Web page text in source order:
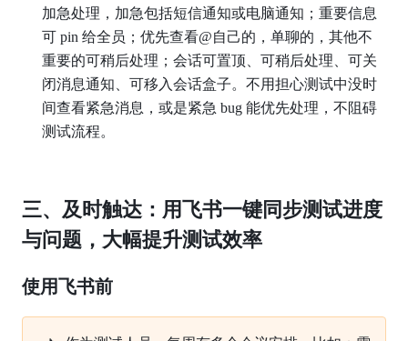
加急处理，加急包括短信通知或电脑通知；重要信息
可 pin 给全员；优先查看@自己的，单聊的，其他不
重要的可稍后处理；会话可置顶、可稍后处理、可关
闭消息通知、可移入会话盒子。不用担心测试中没时
间查看紧急消息，或是紧急 bug 能优先处理，不阻碍
测试流程。
三、及时触达：用飞书一键同步测试进度
与问题，大幅提升测试效率
使用飞书前